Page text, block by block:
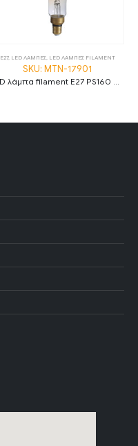
E27, LED ΛΑΜΠΕΣ, LED ΛΑΜΠΕΣ FILAMENT
SKU: MTN-17901